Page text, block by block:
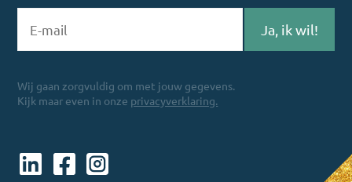
Wij gaan zorgvuldig om met jouw gegevens.
Kijk maar even in onze privacyverklaring.